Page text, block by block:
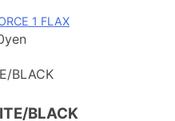
1 FLAX
BLACK